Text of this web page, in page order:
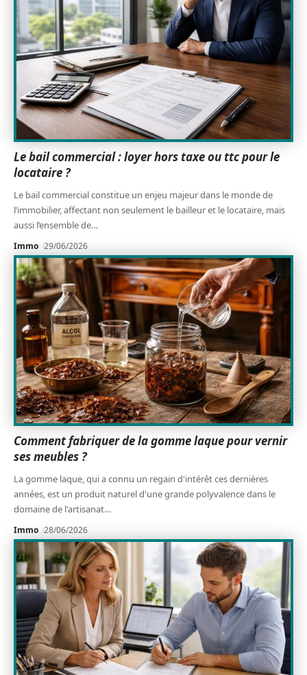
Le bail commercial : loyer hors taxe ou ttc pour le
locataire ?
Le bail commercial constitue un enjeu majeur dans le monde de
l’immobilier, affectant non seulement le bailleur et le locataire, mais
aussi l’ensemble de…
Immo 29/06/2026
Comment fabriquer de la gomme laque pour vernir
ses meubles ?
La gomme laque, qui a connu un regain d'intérêt ces dernières
années, est un produit naturel d'une grande polyvalence dans le
domaine de l'artisanat…
Immo 28/06/2026